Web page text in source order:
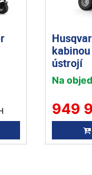
ústrojí
Na
949